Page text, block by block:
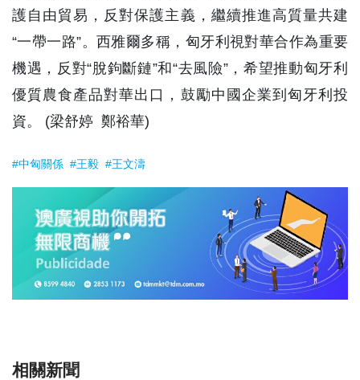
護自由貿易，反對保護主義，繼續推進高質量共建
“一帶一路”。西雅爾多稱，匈牙利視對華合作為重要
機遇，反對“脫鉤斷鏈”和“去風險”，希望推動匈牙利
優質農食產品對華出口，鼓勵中國企業到匈牙利投
資。 (梁舒婷 鄭裕華)
#中匈關係 #王毅 #王文濤
相關新聞